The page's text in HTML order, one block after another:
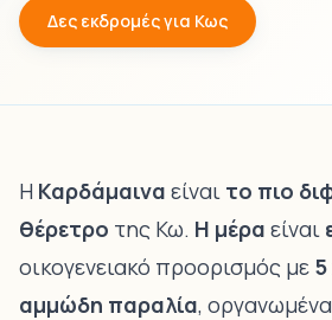
Δες εκδρομές για Κως
Η Καρδάμαινα είναι το πιο
θέρετρο της Κω. Η μέρα είναι
οικογενειακό προορισμός με 5
αμμώδη παραλία,